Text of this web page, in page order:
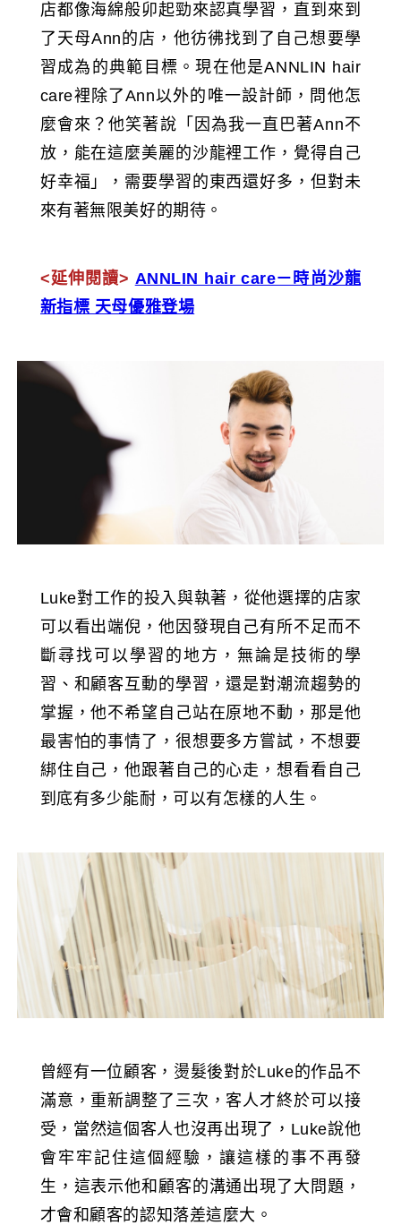
店都像海綿般卯起勁來認真學習，直到來到
了天母Ann的店，他彷彿找到了自己想要學
習成為的典範目標。現在他是ANNLIN hair
care裡除了Ann以外的唯一設計師，問他怎
麼會來？他笑著說「因為我一直巴著Ann不
放，能在這麼美麗的沙龍裡工作，覺得自己
好幸福」，需要學習的東西還好多，但對未
來有著無限美好的期待。
<延伸閱讀> ANNLIN hair care－時尚沙龍
新指標 天母優雅登場
Luke對工作的投入與執著，從他選擇的店家
可以看出端倪，他因發現自己有所不足而不
斷尋找可以學習的地方，無論是技術的學
習、和顧客互動的學習，還是對潮流趨勢的
掌握，他不希望自己站在原地不動，那是他
最害怕的事情了，很想要多方嘗試，不想要
綁住自己，他跟著自己的心走，想看看自己
到底有多少能耐，可以有怎樣的人生。
曾經有一位顧客，燙髮後對於Luke的作品不
滿意，重新調整了三次，客人才終於可以接
受，當然這個客人也沒再出現了，Luke說他
會牢牢記住這個經驗，讓這樣的事不再發
生，這表示他和顧客的溝通出現了大問題，
才會和顧客的認知落差這麼大。